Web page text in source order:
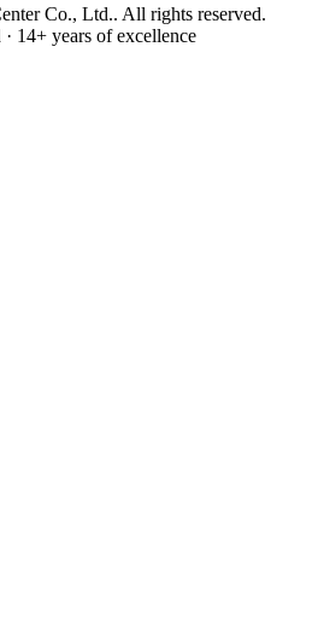
Co., Ltd.. All rights reserved.
14+ years of excellence